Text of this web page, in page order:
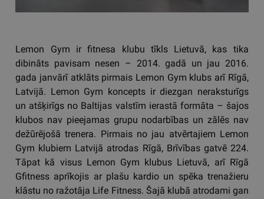
Lemon Gym ir fitnesa klubu tīkls Lietuvā, kas tika
dibināts pavisam nesen – 2014. gadā un jau 2016.
gada janvārī atklāts pirmais Lemon Gym klubs arī Rīgā,
Latvijā. Lemon Gym koncepts ir diezgan neraksturīgs
un atšķirīgs no Baltijas valstīm ierastā formāta – šajos
klubos nav pieejamas grupu nodarbības un zālēs nav
dežūrējošā trenera. Pirmais no jau atvērtajiem Lemon
Gym klubiem Latvijā atrodas Rīgā, Brīvības gatvē 224.
Tāpat kā visus Lemon Gym klubus Lietuvā, arī Rīgā
Gfitness aprīkojis ar plašu kardio un spēka trenažieru
klāstu no ražotāja Life Fitness. Šajā klubā atrodami gan